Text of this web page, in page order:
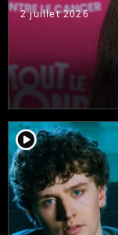
2 juillet 2026
player2